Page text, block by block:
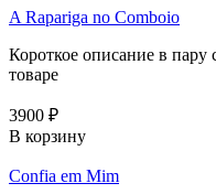
A Rapariga no Comboio
Короткое описание в пару
товаре
3900 ₽
В корзину
Confia em Mim